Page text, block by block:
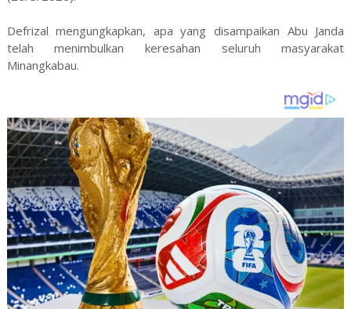
Defrizal mengungkapkan, apa yang disampaikan Abu Janda
telah menimbulkan keresahan seluruh masyarakat
Minangkabau.